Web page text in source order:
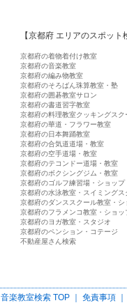
【京都府 エリアのスポット
京都府の着物着付け教室
京都府の音楽教室
京都府の編み物教室
京都府のそろばん珠算教室・塾
京都府の囲碁教室サロン
京都府の書道習字教室
京都府の料理教室クッキングスク
京都府の華道・フラワー教室
京都府の日本舞踊教室
京都府の合気道道場・教室
京都府の空手道場・教室
京都府のテコンドー道場・教室
京都府のボクシングジム・教室
京都府のゴルフ練習場・ショップ
京都府の水泳教室・スイミングス
京都府のダンススクール教室・シ
京都府のフラメンコ教室・ショッ
京都府のヨガ教室・スタジオ
京都府のペンション・コテージ
不動産屋さん検索
音楽教室検索TOP ｜ 免責事項